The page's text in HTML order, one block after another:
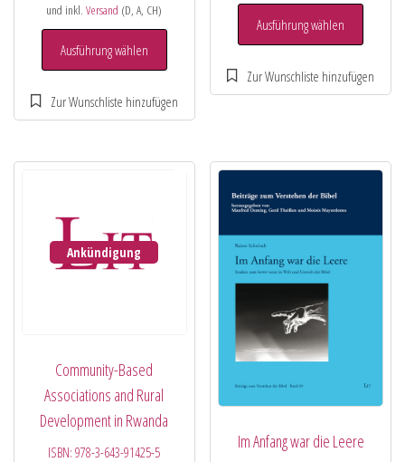
und inkl.Versand (D, A, CH)
Ausführung wählen
Ausführung wählen
Ankündigung
Community-Based
Associations and Rural
Development in Rwanda
ISBN:978-3-643-91425-5 Im Anfang war die Leere